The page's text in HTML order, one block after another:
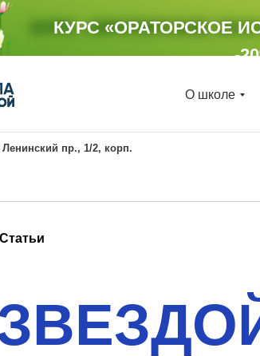
КУРС «ОРАТОРСКОЕ
КУРС «ОРАТОРСКОЕ
-
О школе
пр., 1/2, корп.
Статьи